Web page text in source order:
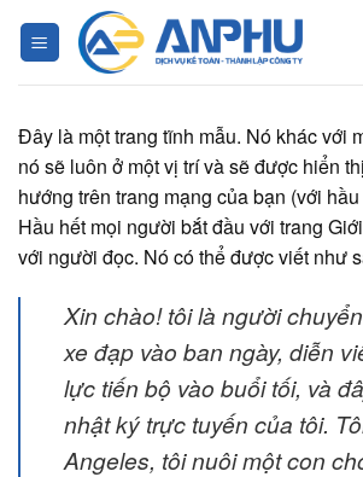
Đây là một trang tĩnh mẫu. Nó khác với
nó sẽ luôn ở một vị trí và sẽ được hiển
hướng trên trang mạng của bạn (với
Hầu hết mọi người bắt đầu với trang
với người đọc. Nó có thể được viết như
Xin chào! tôi là người
xe đạp vào ban ngày, diễn
lực tiến bộ vào buổi tối, và
nhật ký trực tuyến của tôi.
Angeles, tôi nuôi một con